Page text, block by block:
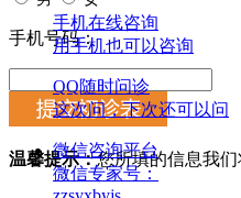
手机号码：
温馨提示：您所填的信息我
手机在线咨询
用手机也可以咨询
QQ随时问诊
这次问，下次还可以问
微信咨询平台
微信专家号：